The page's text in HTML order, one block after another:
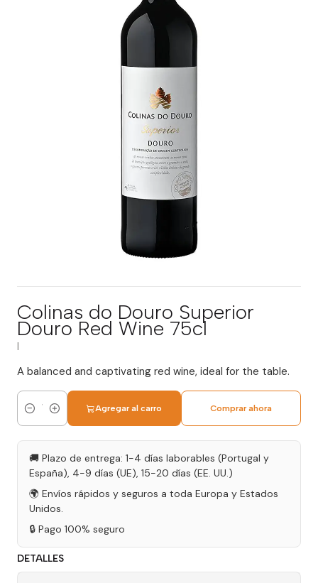
Colinas do Douro Superior
Douro Red Wine 75cl
A balanced and captivating red wine, ideal for the table.
Cantidad
Agregar al carro Comprar ahora
🚚 Plazo de entrega: 1-4 días laborables (Portugal y
España), 4-9 días (UE), 15-20 días (EE. UU.)
🌍 Envíos rápidos y seguros a toda Europa y Estados
Unidos.
🔒 Pago 100% seguro
DETALLES